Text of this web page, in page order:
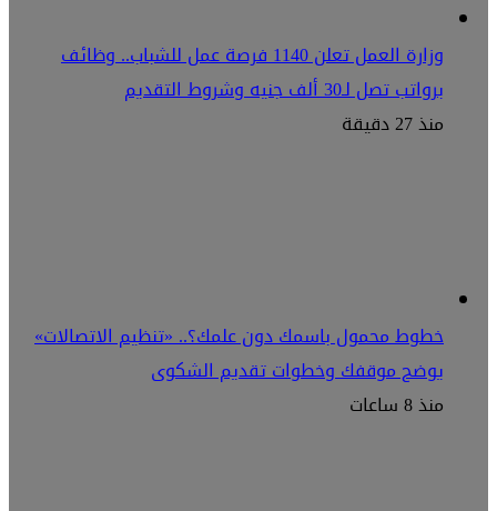
وزارة العمل تعلن 1140 فرصة عمل للشباب.. وظائف
برواتب تصل لـ30 ألف جنيه وشروط التقديم
منذ 27 دقيقة
خطوط محمول باسمك دون علمك؟.. «تنظيم الاتصالات»
يوضح موقفك وخطوات تقديم الشكوى
منذ 8 ساعات